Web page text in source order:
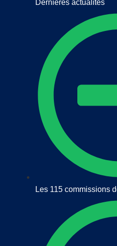
Dernières actualités
Les 115 commissions